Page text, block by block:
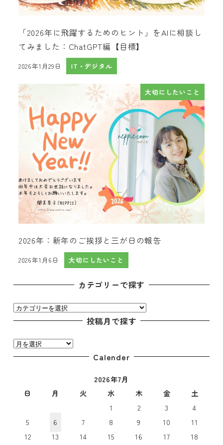
「2026年に飛躍するためのヒント」をAIに相談し
てみました：ChatGPT編【目標】
投稿日
2026年1月29日 IT・デジタル
大切にしたいこと
2026年：新年のご挨拶と三が日の報告
投稿日
2026年1月6日 大切にしたいこと
カテゴリーで探す
カ
テ
リ
ー
投稿月で探す
投
稿
Calender
2026年7月
日
月 火 水 木 金
土
1
2 3
4
5
6 7 8 9 10
11
12
13 14 15 16 17
18